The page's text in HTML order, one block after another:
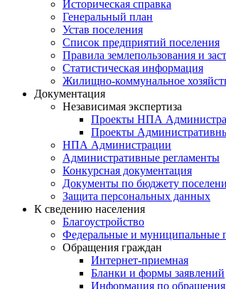
Историческая справка
Генеральный план
Устав поселения
Список предприятий поселения
Правила землепользования и
Статистическая информация
Жилищно-коммунальное
Документация
Независимая экспертиза
Проекты НПА
Проекты
НПА Администрации
Административные регламенты
Конкурсная документация
Документы по бюджету
Защита персональных данных
К сведению населения
Благоустройство
Федеральные и муниципальные
Обращения граждан
Интернет-приемная
Бланки и формы заявлений
Информация по